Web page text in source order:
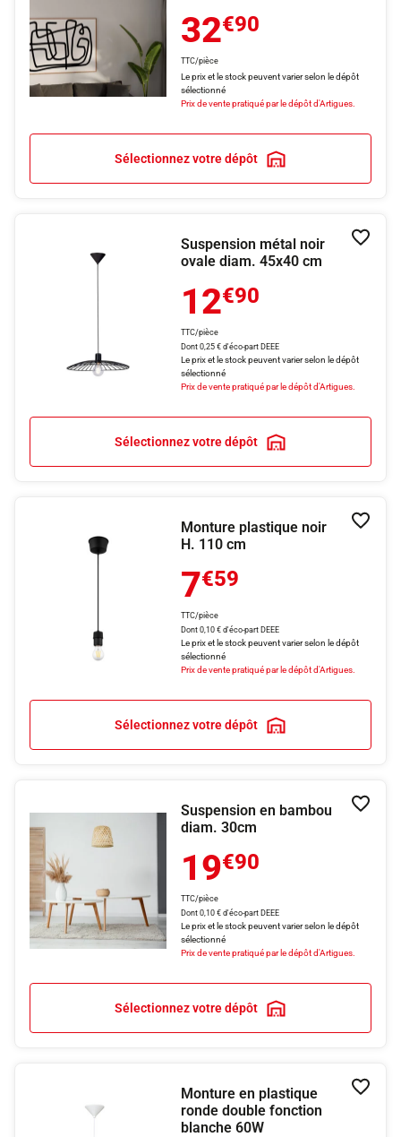
32€90
TTC/pièce
Le prix et le stock peuvent varier selon le dépôt
sélectionné
Prix de vente pratiqué par le dépôt d'Artigues.
Sélectionnez votre dépôt
Suspension métal noir
ovale diam. 45x40 cm
12€90
TTC/pièce
Dont 0,25 € d'éco-part DEEE
Le prix et le stock peuvent varier selon le dépôt
sélectionné
Prix de vente pratiqué par le dépôt d'Artigues.
Sélectionnez votre dépôt
Monture plastique noir
H. 110 cm
7€59
TTC/pièce
Dont 0,10 € d'éco-part DEEE
Le prix et le stock peuvent varier selon le dépôt
sélectionné
Prix de vente pratiqué par le dépôt d'Artigues.
Sélectionnez votre dépôt
Suspension en bambou
diam. 30cm
19€90
TTC/pièce
Dont 0,10 € d'éco-part DEEE
Le prix et le stock peuvent varier selon le dépôt
sélectionné
Prix de vente pratiqué par le dépôt d'Artigues.
Sélectionnez votre dépôt
Monture en plastique
ronde double fonction
blanche 60W